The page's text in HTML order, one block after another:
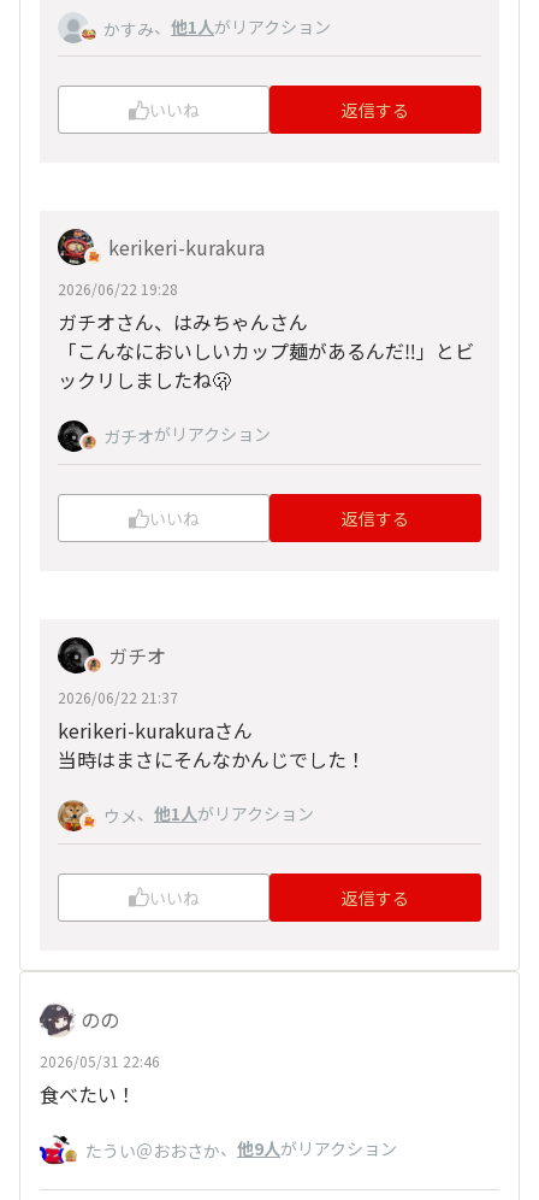
かすみ、 他1人がリアクション
いいね 返信する
kerikeri-kurakura
2026/06/22 19:28
ガチオさん、はみちゃんさん
「こんなにおいしいカップ麺があるんだ‼️」とビ
ックリしましたね🫢
ガチオがリアクション
いいね 返信する
ガチオ
2026/06/22 21:37
kerikeri-kurakuraさん
当時はまさにそんなかんじでした！
ウメ、 他1人がリアクション
いいね 返信する
のの
2026/05/31 22:46
食べたい！
たうい＠おおさか、 他9人がリアクション